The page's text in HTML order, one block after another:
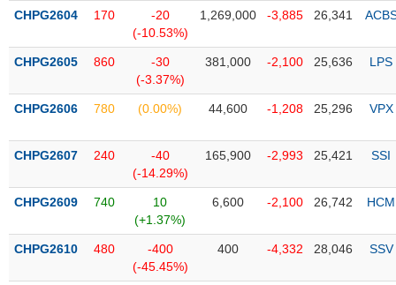
mới
yết
sung
niêm
yết
Theo
dõi
biệt
CHPG2604 170
-20
(-10.53%)
1,269,000 -3,885 26,341
CHPG2605 860
-30
(-3.37%)
381,000 -2,100 25,636 LPS
CHPG2606 780 (0.00%) 44,600 -1,208 25,296 VPX
CHPG2607 240
-40
(-14.29%)
165,900 -2,993 25,421 SSI
CHPG2609 740
10
(+1.37%)
6,600 -2,100 26,742 HCM
CHPG2610 480
-400
(-45.45%)
400 -4,332 28,046 SSV
PHÁI
TRÁI
CÔNG
ĐẦU
TƯ